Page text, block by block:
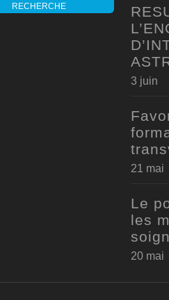
RECHERCHE
3 juin
21 mai
Le
les
20 mai